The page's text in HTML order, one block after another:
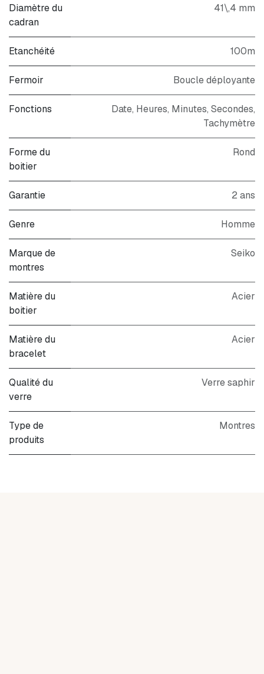
Diamètre du
cadran
41\,4 mm
Etanchéité 100m
Fermoir Boucle déployante
Fonctions
Date, Heures, Minutes, Secondes,
Tachymètre
Forme du
boitier
Rond
Garantie 2 ans
Genre Homme
Marque de
montres
Seiko
Matière du
boitier
Acier
Matière du
bracelet
Acier
Qualité du
verre
Verre saphir
Type de
produits
Montres